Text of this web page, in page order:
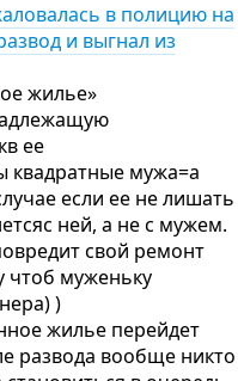
в полицию на
и выгнал из
жилье»
ее
квадратные мужа=а
если ее не лишать
ней, а не с мужем.
свой ремонт
чтоб муженьку
)
жилье перейдет
развода вообще никто